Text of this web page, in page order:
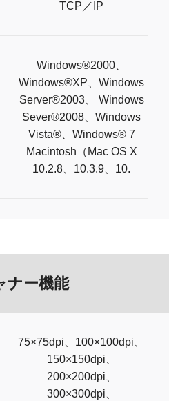
TCP／IP
Windows®2000、
Windows®XP、Windows
Server®2003、 Windows
Sever®2008、Windows
Vista®、Windows® 7
Macintosh（Mac OS X
10.2.8、10.3.9、10.
ナー機能
75×75dpi、100×100dpi、
150×150dpi、
200×200dpi、
300×300dpi、